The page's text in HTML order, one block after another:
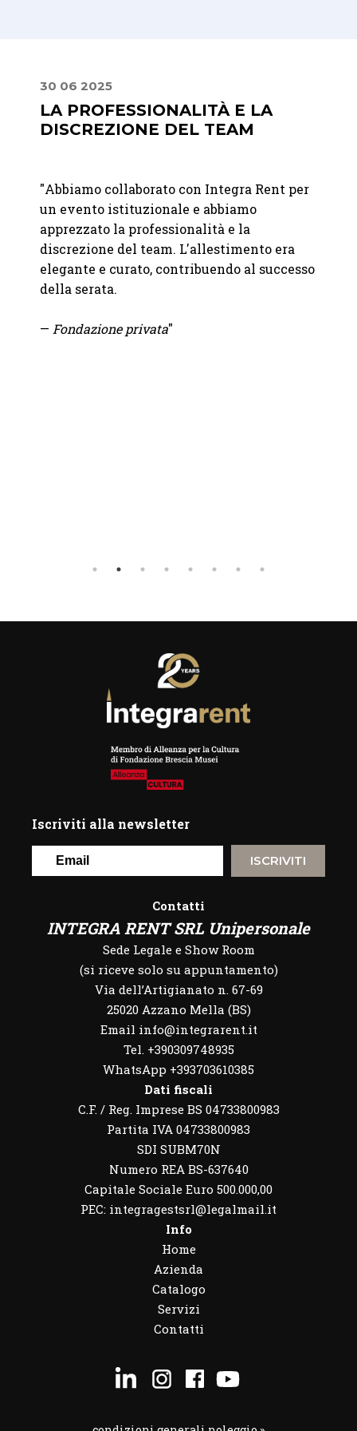
30 06 2025
LA PROFESSIONALITÀ E LA
DISCREZIONE DEL TEAM
"Abbiamo collaborato con Integra Rent per
un evento istituzionale e abbiamo
apprezzato la professionalità e la
discrezione del team. L'allestimento era
elegante e curato, contribuendo al successo
della serata.
— Fondazione privata"
Iscriviti alla newsletter
ISCRIVITI
Contatti
INTEGRA RENT SRL Unipersonale
Sede Legale e Show Room
(si riceve solo su appuntamento)
Via dell’Artigianato n. 67-69
25020 Azzano Mella (BS)
Email info@integrarent.it
Tel. +390309748935
WhatsApp +393703610385
Dati fiscali
C.F. / Reg. Imprese BS 04733800983
Partita IVA 04733800983
SDI SUBM70N
Numero REA BS-637640
Capitale Sociale Euro 500.000,00
PEC: integragestsrl@legalmail.it
Info
Home
Azienda
Catalogo
Servizi
Contatti